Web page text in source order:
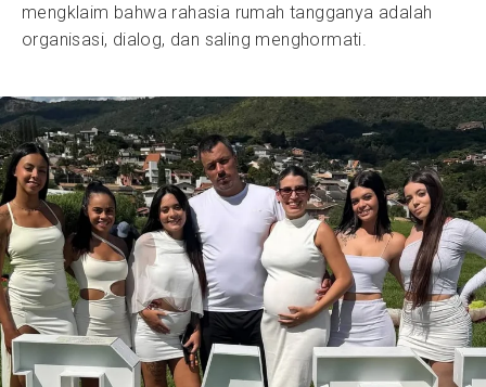
mengklaim bahwa rahasia rumah tangganya adalah
organisasi, dialog, dan saling menghormati.